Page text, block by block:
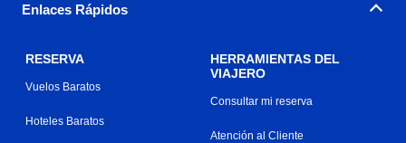
Enlaces Rápidos
RESERVA
Vuelos Baratos
Hoteles Baratos
HERRAMIENTAS DEL
VIAJERO
Consultar mi reserva
Atención al Cliente